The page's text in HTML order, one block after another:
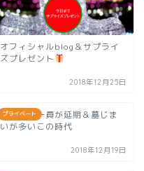
オフィシャルblog＆サプライ
ズプレゼント
2018年12月25日
プライベート
我が家の一員が延期＆墓じま
いが多いこの時代
2018年12月19日